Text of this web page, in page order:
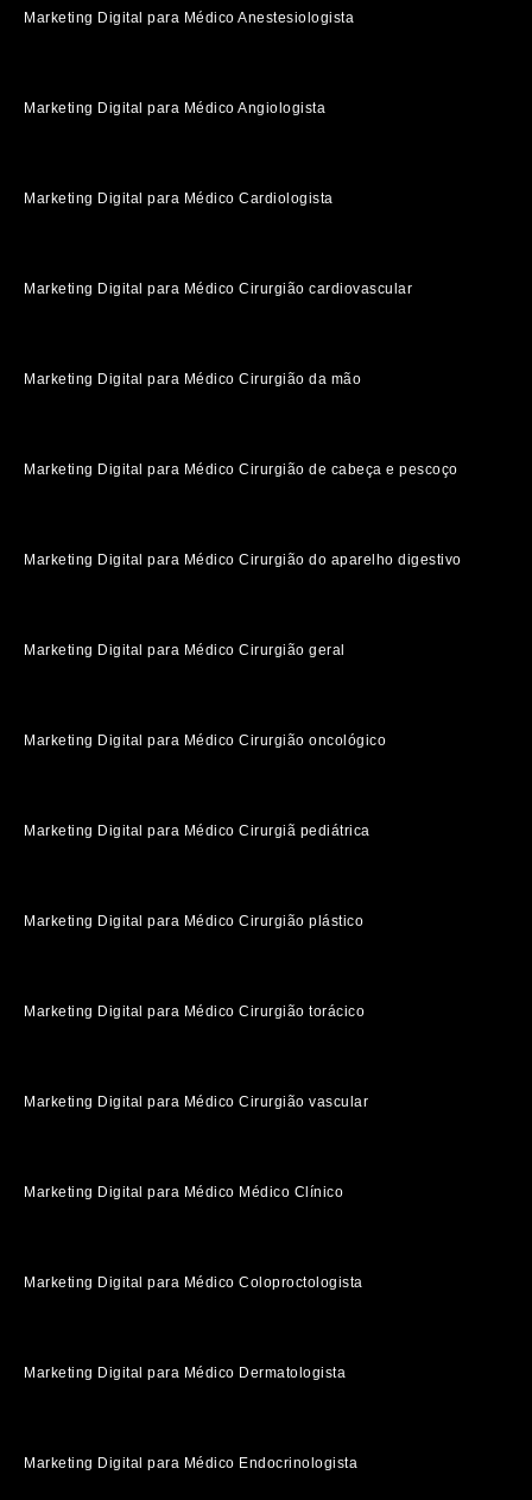
Marketing Digital para Médico Anestesiologista
Marketing Digital para Médico Angiologista
Marketing Digital para Médico Cardiologista
Marketing Digital para Médico Cirurgião cardiovascular
Marketing Digital para Médico Cirurgião da mão
Marketing Digital para Médico Cirurgião de cabeça e pescoço
Marketing Digital para Médico Cirurgião do aparelho digestivo
Marketing Digital para Médico Cirurgião geral
Marketing Digital para Médico Cirurgião oncológico
Marketing Digital para Médico Cirurgiã pediátrica
Marketing Digital para Médico Cirurgião plástico
Marketing Digital para Médico Cirurgião torácico
Marketing Digital para Médico Cirurgião vascular
Marketing Digital para Médico Médico Clínico
Marketing Digital para Médico Coloproctologista
Marketing Digital para Médico Dermatologista
Marketing Digital para Médico Endocrinologista